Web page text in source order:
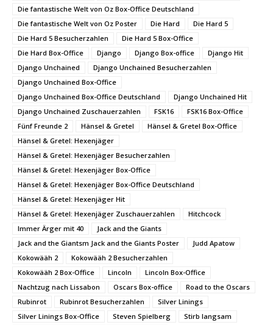
Die fantastische Welt von Oz Box-Office Deutschland
Die fantastische Welt von Oz Poster
Die Hard
Die Hard 5
Die Hard 5 Besucherzahlen
Die Hard 5 Box-Office
Die Hard Box-Office
Django Django Box-office
Django Hit
Django Unchained
Django Unchained Besucherzahlen
Django Unchained Box-Office
Django Unchained Box-Office Deutschland
Django Unchained Hit
Django Unchained Zuschauerzahlen
FSK16
FSK16 Box-Office
Fünf Freunde 2
Hänsel & Gretel
Hänsel & Gretel Box-Office
Hänsel & Gretel: Hexenjäger
Hänsel & Gretel: Hexenjäger Besucherzahlen
Hänsel & Gretel: Hexenjäger Box-Office
Hänsel & Gretel: Hexenjäger Box-Office Deutschland
Hänsel & Gretel: Hexenjäger Hit
Hänsel & Gretel: Hexenjäger Zuschauerzahlen
Hitchcock
Immer Ärger mit 40
Jack and the Giants
Jack and the Giantsm Jack and the Giants Poster
Judd Apatow
Kokowääh 2
Kokowääh 2 Besucherzahlen
Kokowääh 2 Box-Office
Lincoln
Lincoln Box-Office
Nachtzug nach Lissabon
Oscars Box-office
Road to the Oscars
Rubinrot
Rubinrot Besucherzahlen
Silver Linings
Silver Linings Box-Office
Steven Spielberg
Stirb langsam